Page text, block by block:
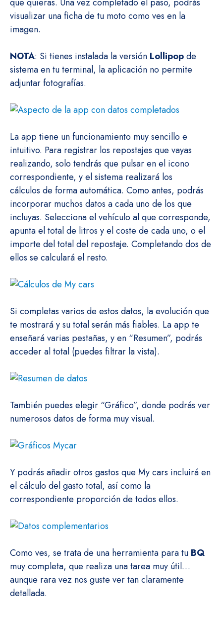
visualizar una ficha de tu moto como ves en la
imagen.
NOTA: Si tienes instalada la versión Lollipopde
sistema en tu terminal, la aplicación no permite
adjuntar fotografías.
La app tiene un funcionamiento muy sencillo e
intuitivo. Para registrar los repostajes que vayas
realizando, solo tendrás que pulsar en el icono
correspondiente, y el sistema realizará los
cálculos de forma automática. Como antes, podrás
incorporar muchos datos a cada uno de los que
incluyas. Selecciona el vehículo al que corresponde,
apunta el total de litros y el coste de cada uno, o el
importe del total del repostaje. Completando dos de
ellos se calculará el resto.
Si completas varios de estos datos, la evolución que
te mostrará y su total serán más fiables. La app te
enseñará varias pestañas, y en “Resumen”, podrás
acceder al total (puedes filtrar la vista).
También puedes elegir “Gráfico”, donde podrás ver
numerosos datos de forma muy visual.
Y podrás añadir otros gastos que My cars incluirá en
el cálculo del gasto total, así como la
correspondiente proporción de todos ellos.
Como ves, se trata de una herramienta para tu BQ
muy completa, que realiza una tarea muy útil…
aunque rara vez nos guste ver tan claramente
detallada.